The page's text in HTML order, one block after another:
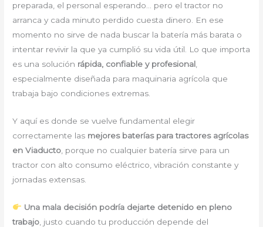
preparada, el personal esperando… pero el tractor no
arranca y cada minuto perdido cuesta dinero. En ese
momento no sirve de nada buscar la batería más barata o
intentar revivir la que ya cumplió su vida útil. Lo que importa
es una solución rápida, confiable y profesional,
especialmente diseñada para maquinaria agrícola que
trabaja bajo condiciones extremas.
Y aquí es donde se vuelve fundamental elegir
correctamente las mejores baterías para tractores agrícolas
en Viaducto , porque no cualquier batería sirve para un
tractor con alto consumo eléctrico, vibración constante y
jornadas extensas.
Una mala decisión podría dejarte detenido en pleno
trabajo , justo cuando tu producción depende del